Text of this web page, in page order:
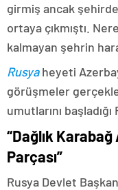
girmiş ancak
ortaya çıkmıştı.
kalmayan şehrin
Rusyaheyeti
görüşmeler
umutlarını
“Dağlık Karabağ
Parçası”
Rusya Devlet